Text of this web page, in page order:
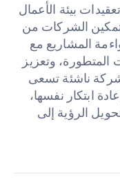
بيئة الأعمال
الشركات من
المشاريع مع
المتطورة، وتعزيز
شركة ناشئة تسعى
ابتكار نفسها،
الرؤية إلى